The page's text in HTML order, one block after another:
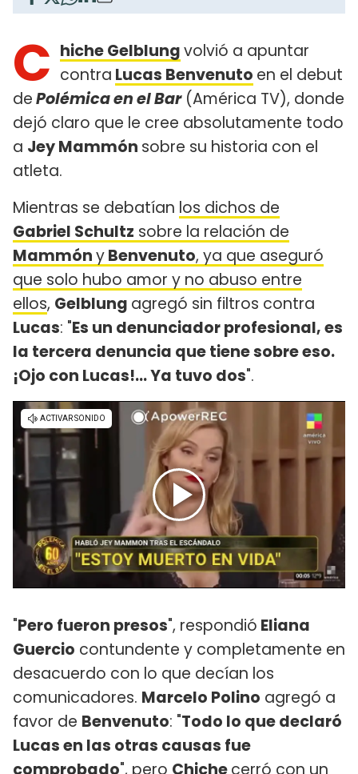
C hiche Gelblungvolvió a apuntar
contra Lucas Benvenuto en el debut
dePolémica en el Bar(América TV), donde
dejó claro que le cree absolutamente todo
a Jey Mammón sobre su historia con el
atleta.
Mientras se debatían los dichos de
Gabriel Schultz sobre la relación de
MammónyBenvenuto, ya que aseguró
que solo hubo amor y no abuso entre
ellos, Gelblung agregó sin filtros contra
Lucas: "Es un denunciador profesional, es
la tercera denuncia que tiene sobre eso.
¡Ojo con Lucas!... Ya tuvo dos".
"Pero fueron presos", respondió Eliana
Guercio contundente y completamente en
desacuerdo con lo que decían los
comunicadores. Marcelo Polino agregó a
favor de Benvenuto: "Todo lo que declaró
Lucas en las otras causas fue
comprobado", pero Chichecerró con un